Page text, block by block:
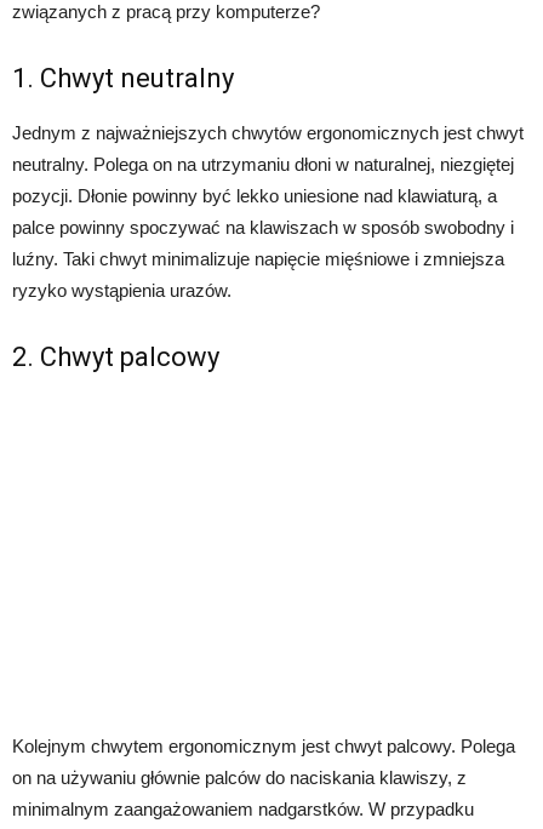
związanych z pracą przy komputerze?
1. Chwyt neutralny
Jednym z najważniejszych chwytów ergonomicznych jest chwyt
neutralny. Polega on na utrzymaniu dłoni w naturalnej, niezgiętej
pozycji. Dłonie powinny być lekko uniesione nad klawiaturą, a
palce powinny spoczywać na klawiszach w sposób swobodny i
luźny. Taki chwyt minimalizuje napięcie mięśniowe i zmniejsza
ryzyko wystąpienia urazów.
2. Chwyt palcowy
Kolejnym chwytem ergonomicznym jest chwyt palcowy. Polega
on na używaniu głównie palców do naciskania klawiszy, z
minimalnym zaangażowaniem nadgarstków. W przypadku